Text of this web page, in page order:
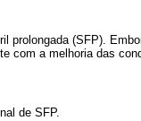
prolongada (SFP).
com a melhoria das
de SFP.